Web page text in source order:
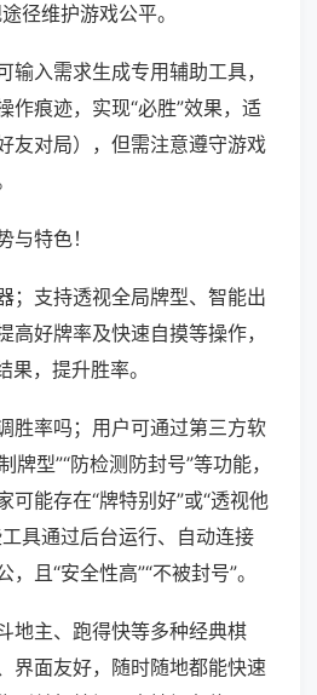
径维护游戏公平。
输入需求生成专用辅助工具，
作痕迹，实现“必胜”效果，适
友对局），但需注意遵守游戏
与特色！
；支持透视全局牌型、智能出
高好牌率及快速自摸等操作，
，提升胜率。
胜率吗；用户可通过第三方软
牌型”“防检测防封号”等功能，
可能存在“牌特别好”或“透视他
具通过后台运行、自动连接
且“安全性高”“不被封号”。
地主、跑得快等多种经典棋
界面友好，随时随地都能快速